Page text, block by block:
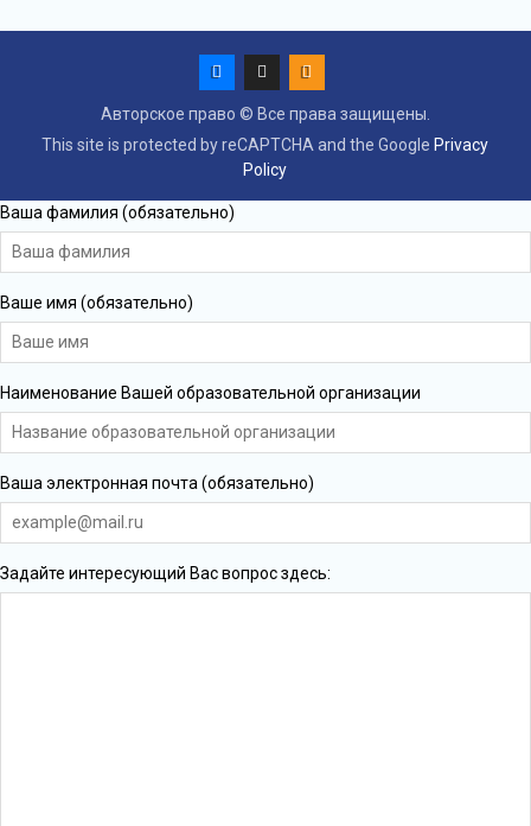
Авторское право © Все права защищены.
This site is protected by reCAPTCHA and the Google Privacy
Policy
Ваша фамилия (обязательно)
Ваше имя (обязательно)
Наименование Вашей образовательной организации
Ваша электронная почта (обязательно)
Задайте интересующий Вас вопрос здесь: